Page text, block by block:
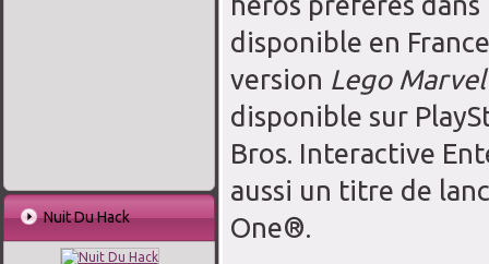
Nuit Du Hack
disponible en
version Lego Marvel
disponible sur
Bros. Interactive
aussi un titre de
One®.